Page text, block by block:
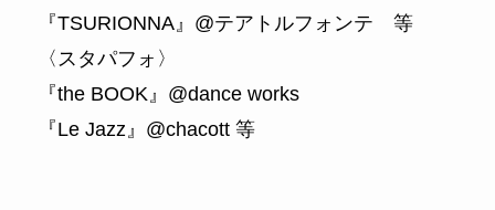
『TSURIONNA』@テアトルフォンテ 等
〈スタパフォ〉
『the BOOK』@dance works
『Le Jazz』@chacott 等